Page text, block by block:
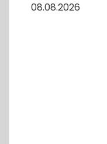
08.08.2026